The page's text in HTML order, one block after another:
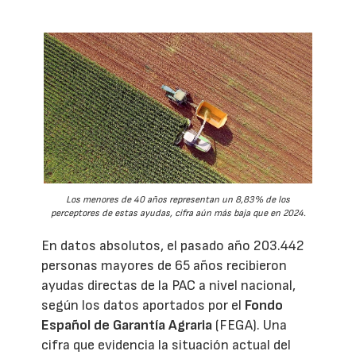
Los menores de 40 años representan un 8,83% de los
perceptores de estas ayudas, cifra aún más baja que en 2024.
En datos absolutos, el pasado año 203.442
personas mayores de 65 años recibieron
ayudas directas de la PAC a nivel nacional,
según los datos aportados por el Fondo
Español de Garantía Agraria (FEGA). Una
cifra que evidencia la situación actual del